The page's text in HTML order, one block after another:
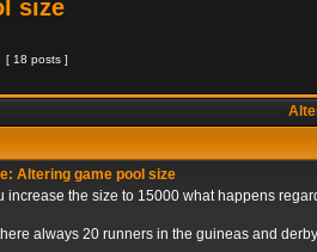
size
[ 18 posts ]
Altering game pool size
increase the size to 15000 what happens
always 20 runners in the guineas and